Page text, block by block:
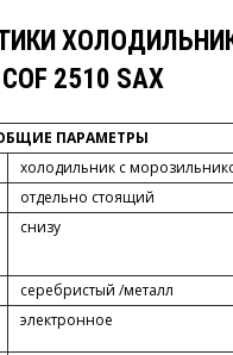
COF 2510 SAX
ПАРАМЕТРЫ
холодильник с
отдельно стоящий
снизу
серебристый /металл
электронное